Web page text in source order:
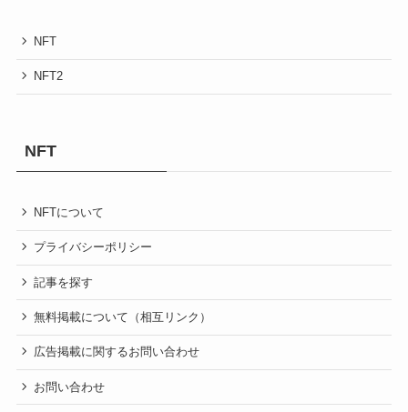
NFT
NFT2
NFT
NFTについて
プライバシーポリシー
記事を探す
無料掲載について（相互リンク）
広告掲載に関するお問い合わせ
お問い合わせ